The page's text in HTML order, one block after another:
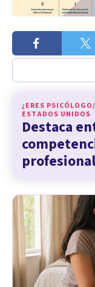
¿ERES
ESTADOS UNIDOS
Destaca